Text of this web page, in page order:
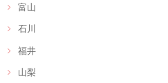
富山
石川
福井
山梨